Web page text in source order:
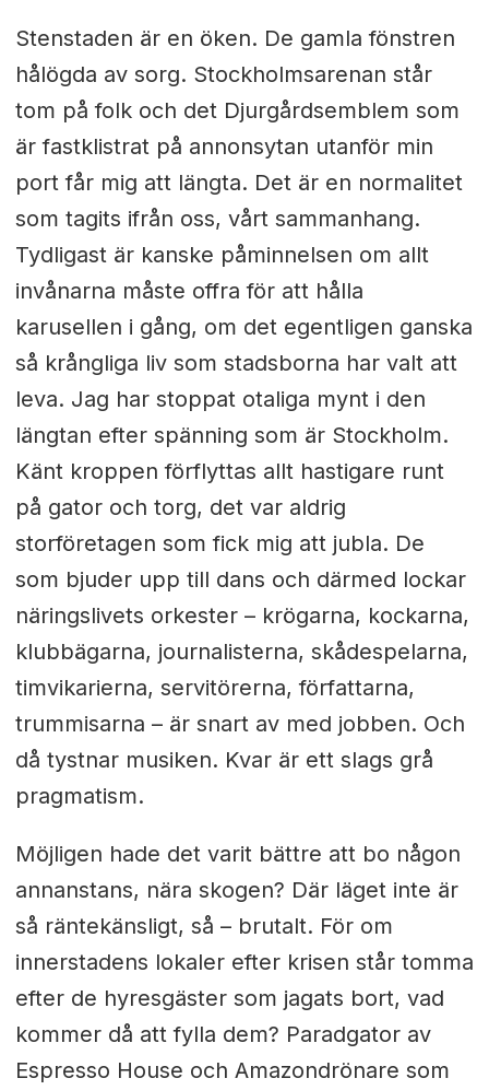
Stenstaden är en öken. De gamla fönstren
hålögda av sorg. Stockholmsarenan står
tom på folk och det Djurgårdsemblem som
är fastklistrat på annonsytan utanför min
port får mig att längta. Det är en normalitet
som tagits ifrån oss, vårt sammanhang.
Tydligast är kanske påminnelsen om allt
invånarna måste offra för att hålla
karusellen i gång, om det egentligen ganska
så krångliga liv som stadsborna har valt att
leva. Jag har stoppat otaliga mynt i den
längtan efter spänning som är Stockholm.
Känt kroppen förflyttas allt hastigare runt
på gator och torg, det var aldrig
storföretagen som fick mig att jubla. De
som bjuder upp till dans och därmed lockar
näringslivets orkester – krögarna, kockarna,
klubbägarna, journalisterna, skådespelarna,
timvikarierna, servitörerna, författarna,
trummisarna – är snart av med jobben. Och
då tystnar musiken. Kvar är ett slags grå
pragmatism.
Möjligen hade det varit bättre att bo någon
annanstans, nära skogen? Där läget inte är
så räntekänsligt, så – brutalt. För om
innerstadens lokaler efter krisen står tomma
efter de hyresgäster som jagats bort, vad
kommer då att fylla dem? Paradgator av
Espresso House och Amazondrönare som